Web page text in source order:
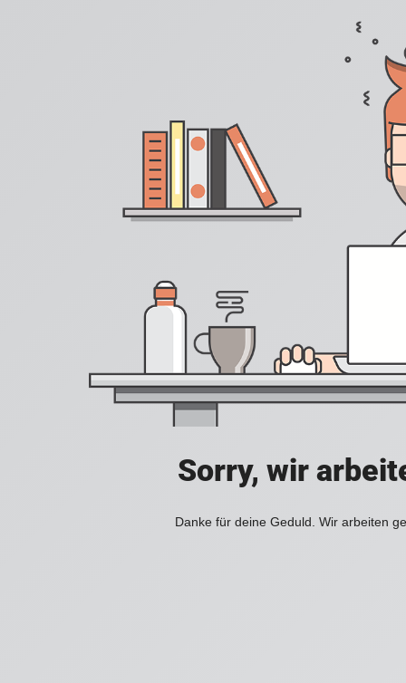
Sorry, wir
Danke für deine Geduld. Wir arbeiten